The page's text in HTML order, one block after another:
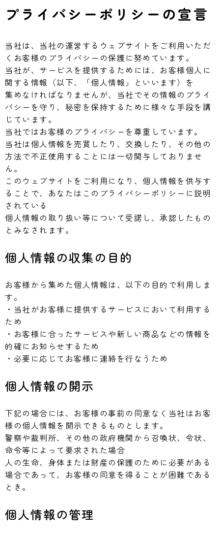
プライバシーポリシーの宣言
当社は、当社の運営するウェブサイトをご利用いただ
くお客様のプライバシーの保護に努めています。
当社が、サービスを提供するためには、お客様個人に
関する情報（以下、「個人情報」といいます）を
集めなければなりませんが、当社でその情報のプライ
バシーを守り、秘密を保持するために様々な手段を講
じています。
当社ではお客様のプライバシーを尊重しています。
当社は個人情報を売買したり、交換したり、その他の
方法で不正使用することには一切関与しておりませ
ん。
このウェブサイトをご利用になり、個人情報を供与す
ることで、あなたはこのプライバシーポリシーに説明
されている
個人情報の取り扱い等について受諾し、承認したもの
とみなされます。
個人情報の収集の目的
お客様から集めた個人情報は、以下の目的で利用しま
す。
・当社がお客様に提供するサービスにおいて利用する
ため
・お客様に合ったサービスや新しい商品などの情報を
的確にお知らせするため
・必要に応じてお客様に連絡を行なうため
個人情報の開示
下記の場合には、お客様の事前の同意なく当社はお客
様の個人情報を開示できるものとします。
警察や裁判所、その他の政府機関から召喚状、令状、
命令等によって要求された場合
人の生命、身体または財産の保護のために必要がある
場合であって、お客様の同意を得ることが困難である
とき。
個人情報の管理